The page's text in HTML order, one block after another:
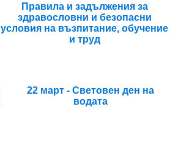
Правила и задължения за
здравословни и безопасни
условия на възпитание, обучение
и труд
22 март - Световен ден на
водата